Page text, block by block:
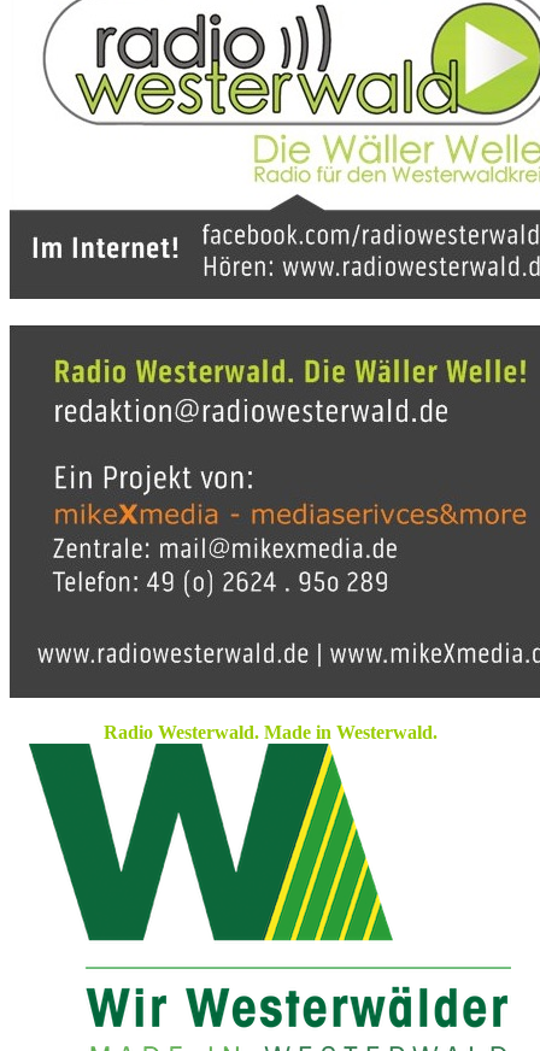
Radio Westerwald. Made in Westerwald.